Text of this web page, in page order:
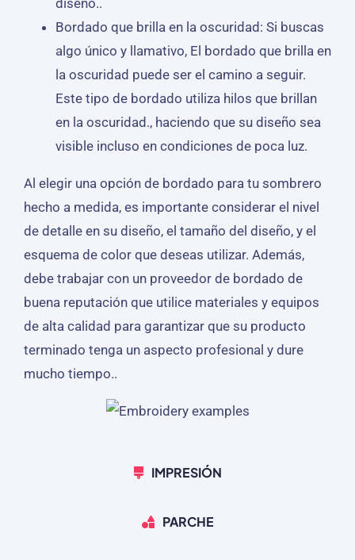
Bordado que brilla en la oscuridad: Si buscas
algo único y llamativo, El bordado que brilla en
la oscuridad puede ser el camino a seguir.
Este tipo de bordado utiliza hilos que brillan
en la oscuridad., haciendo que su diseño sea
visible incluso en condiciones de poca luz.
Al elegir una opción de bordado para tu sombrero
hecho a medida, es importante considerar el nivel
de detalle en su diseño, el tamaño del diseño, y el
esquema de color que deseas utilizar. Además,
debe trabajar con un proveedor de bordado de
buena reputación que utilice materiales y equipos
de alta calidad para garantizar que su producto
terminado tenga un aspecto profesional y dure
mucho tiempo..
IMPRESIÓN
PARCHE